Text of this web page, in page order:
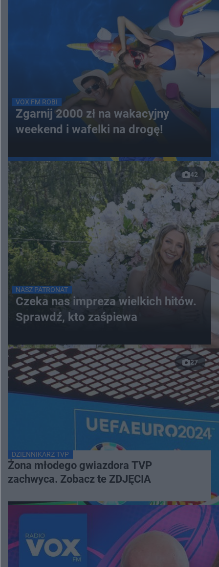
VOX FM ROBI
Zgarnij 2000 zł na wakacyjny
weekend i wafelki na drogę!
42
NASZ PATRONAT
Czeka nas impreza wielkich hitów.
Sprawdź, kto zaśpiewa
27
DZIENNIKARZ TVP
Żona młodego gwiazdora TVP
zachwyca. Zobacz te ZDJĘCIA